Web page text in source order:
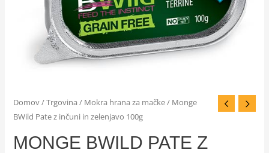
Domov/Trgovina / Mokra hrana za mačke/ Monge
BWild Pate z inčuni in zelenjavo 100g
MONGE BWILD PATE Z